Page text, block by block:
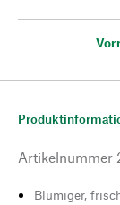
Artikelnummer
Blumiger,